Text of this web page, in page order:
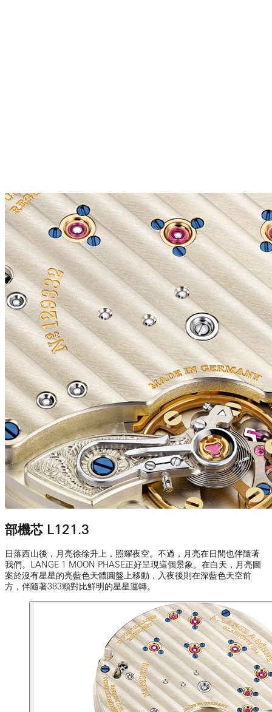
部機芯 L121.3
日落西山後，月亮徐徐升上，照耀夜空。不過，月亮在日間也伴隨著
我們。LANGE 1 MOON PHASE正好呈現這個景象。在白天，月亮圖
案於沒有星星的亮藍色天體圓盤上移動，入夜後則在深藍色天空前
方，伴隨著383顆對比鮮明的星星運轉。